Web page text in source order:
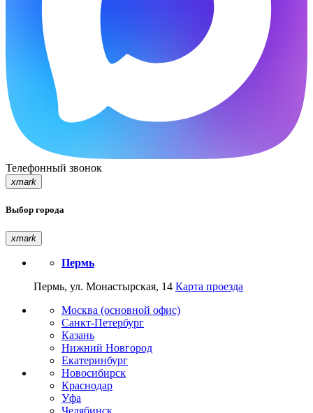
Телефонный звонок
xmark
Выбор города
xmark
Пермь
Пермь, ул. Монастырская, 14 Карта проезда
Москва (основной офис)
Санкт-Петербург
Казань
Нижний Новгород
Екатеринбург
Новосибирск
Краснодар
Уфа